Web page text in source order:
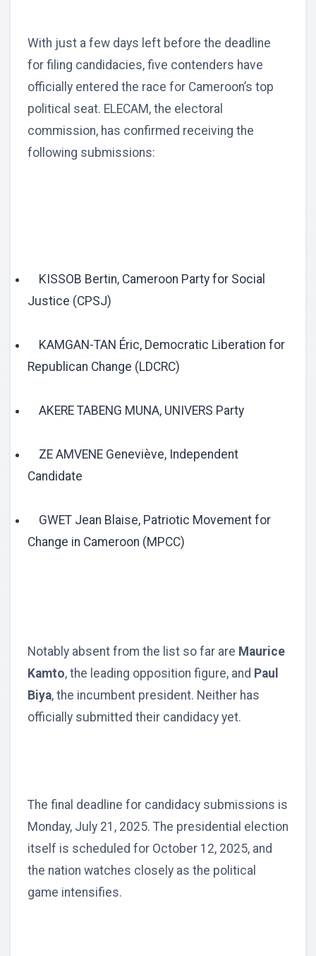
With just a few days left before the deadline
for filing candidacies, five contenders have
officially entered the race for Cameroon’s top
political seat. ELECAM, the electoral
commission, has confirmed receiving the
following submissions:
KISSOB Bertin, Cameroon Party for Social
Justice (CPSJ)
KAMGAN-TAN Éric, Democratic Liberation for
Republican Change (LDCRC)
AKERE TABENG MUNA, UNIVERS Party
ZE AMVENE Geneviève, Independent
Candidate
GWET Jean Blaise, Patriotic Movement for
Change in Cameroon (MPCC)
Notably absent from the list so far are Maurice
Kamto, the leading opposition figure, and Paul
Biya, the incumbent president. Neither has
officially submitted their candidacy yet.
The final deadline for candidacy submissions is
Monday, July 21, 2025. The presidential election
itself is scheduled for October 12, 2025, and
the nation watches closely as the political
game intensifies.